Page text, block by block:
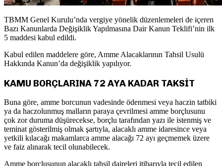
TBMM Genel Kurulu’nda vergiye yönelik düzenlemeleri de içeren
Bazı Kanunlarda Değişiklik Yapılmasına Dair Kanun Teklifi’nin ilk
5 maddesi kabul edildi.
Kabul edilen maddelere göre, Amme Alacaklarının Tahsil Usulü
Hakkında Kanun’da değişiklik yapılıyor.
KAMU BORÇLARINA 72 AYA KADAR TAKSİT
Buna göre, amme borcunun vadesinde ödenmesi veya haczin tatbiki
ya da haczolunmuş malların paraya çevrilmesi amme borçlusunu
çok zor duruma düşürecekse, borçlu tarafından yazı ile istenmiş ve
teminat gösterilmiş olmak şartıyla, alacaklı amme idaresince veya
yetkili kılacağı makamlarca amme alacağı 72 ayı geçmemek üzere
ve faiz alınarak tecil olunabilecek.
Amme borçlusunun alacaklı tahsil daireleri itibarıyla tecil edilen